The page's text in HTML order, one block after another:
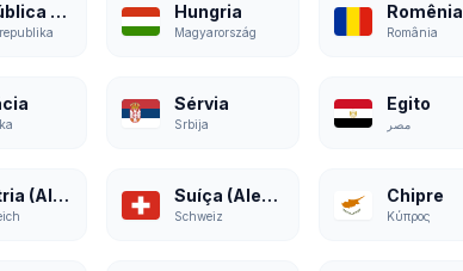
República Tcheca Hungria
Magyarország
Romênia
România
Sérvia
Srbija
Egito
مصر
Áustria (Alemão) Suíça (Alemão)
Schweiz
Chipre
Κύπρος